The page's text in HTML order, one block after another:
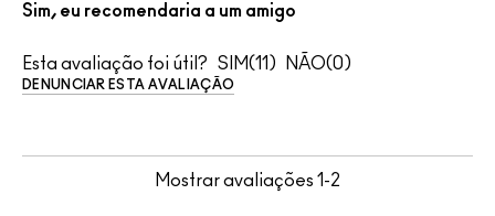
Sim, eu recomendaria a um amigo
Esta avaliação foi útil? 11 0
DENUNCIAR ESTA AVALIAÇÃO
Mostrar avaliações 1-2